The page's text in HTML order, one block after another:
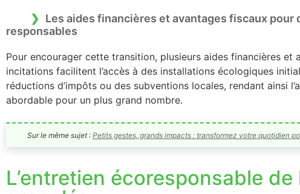
Les aides financières et avantages fiscaux pour
responsables
Pour encourager cette transition, plusieurs aides financières et
incitations facilitent l’accès à des installations écologiques
réductions d’impôts ou des subventions locales, rendant ainsi
abordable pour un plus grand nombre.
Sur le même sujet : Petits gestes, grands impacts : transformez votre quotidien
L’entretien écoresponsable